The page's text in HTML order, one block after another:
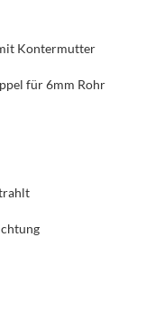
Kontermutter
für 6mm Rohr